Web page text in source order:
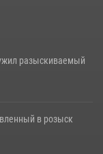
разыскиваемый
в розыск